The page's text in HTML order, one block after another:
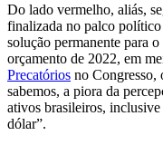
Do lado vermelho, aliás,
finalizada no palco
solução permanente para
orçamento de 2022, em
Precatórios no Congresso,
sabemos, a piora da
ativos brasileiros, inclusive
dólar”.